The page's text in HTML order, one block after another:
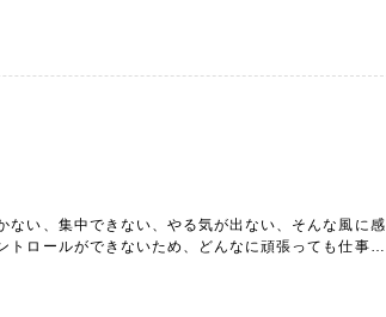
い、集中できない、やる気が出ない、そんな風に感
ロールができないため、どんなに頑張っても仕事が